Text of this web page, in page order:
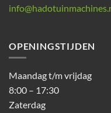
OPENINGSTIJDEN
Maandag t/m vrijdag
8:00 – 17:30
Zaterdag